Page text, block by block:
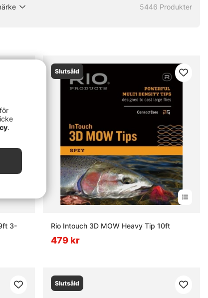
innan säsongen drar igång på allvar. 5446 Produkter
3-
Slutsåld
Rio Intouch 3D MOW Heavy Tip 10ft
479 kr
Slutsåld
.